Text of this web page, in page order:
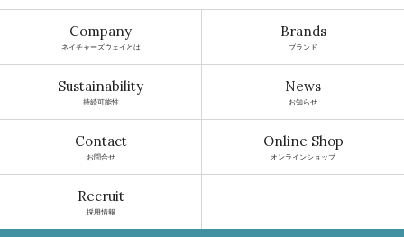
Company
ネイチャーズウェイとは
Brands
ブランド
Sustainability
持続可能性
News
お知らせ
Contact
お問合せ
Online Shop
オンラインショップ
Recruit
採用情報